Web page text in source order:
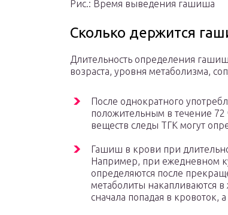
Рис.: Время выведения гашиша
Сколько держится
Длительность определения
возраста, уровня метаболизма,
После однократного
положительным в течение
веществ следы ТГК могут
Гашиш в крови при
Например, при ежедневном
определяются после
метаболиты накапливаются
сначала попадая в кровоток,